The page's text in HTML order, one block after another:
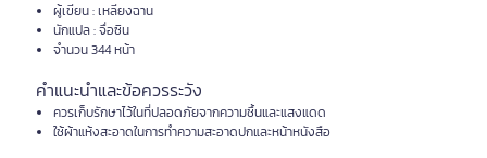
ผู้เขียน : เหลียงฉาน
นักแปล : จื่อซิน
จำนวน 344 หน้า
คำแนะนำและข้อควรระวัง
ควรเก็บรักษาไว้ในที่ปลอดภัยจากความชื้นและแสงแดด
ใช้ผ้าแห้งสะอาดในการทำความสะอาดปกและหน้าหนังสือ